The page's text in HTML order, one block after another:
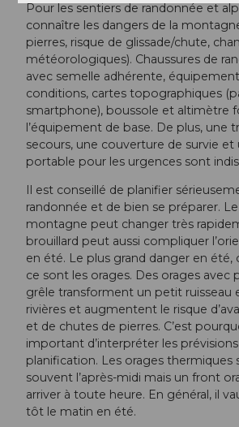
Pour les sentiers de randonnée et
connaître les dangers de la
pierres, risque de glissade/chute,
météorologiques). Chaussures de
avec semelle adhérente,
conditions, cartes topographiques
smartphone), boussole et altimètre
l’équipement de base. De plus, une
secours, une couverture de survie
portable pour les urgences sont
Il est conseillé de planifier
randonnée et de bien se préparer.
montagne peut changer très
brouillard peut aussi compliquer
en été. Le plus grand danger en été,
ce sont les orages. Des orages avec
grêle transforment un petit ruisseau
rivières et augmentent le risque
et de chutes de pierres. C’est
important d’interpréter les
planification. Les orages thermiques
souvent l’après-midi mais un front
arriver à toute heure. En général, il
tôt le matin en été.